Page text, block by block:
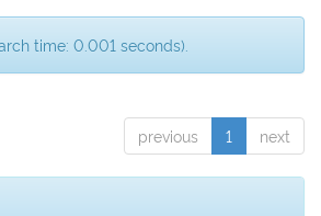
time: 0.001 seconds).
previous 1 next